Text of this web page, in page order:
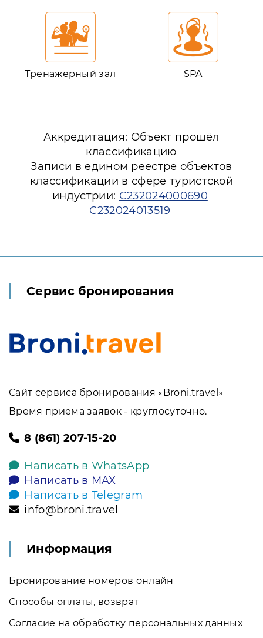
Тренажерный зал SPA
Аккредитация: Объект прошёл
классификацию
Записи в едином реестре объектов
классификации в сфере туристской
индустрии: С232024000690
С232024013519
Сервис бронирования
Сайт сервиса бронирования «Broni.travel»
Время приема заявок - круглосуточно.
8 (861) 207-15-20
Написать в WhatsApp
Написать в MAX
Написать в Telegram
info@broni.travel
Информация
Бронирование номеров онлайн
Способы оплаты, возврат
Согласие на обработку персональных данных